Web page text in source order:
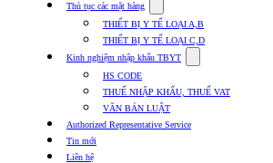
Thủ tục các mặt hàng
submenu
for
Thủ
tục
mặt
hàng
THIẾT BỊ Y TẾ LOẠI A,B
THIẾT BỊ Y TẾ LOẠI C,D
Kinh nghiệm nhập khẩu TBYT
submenu
Kinh
HS CODE
THUẾ NHẬP KHẨU, THUẾ VAT
VĂN BẢN LUẬT
Authorized Representative Service
Tin mới
Liên hệ